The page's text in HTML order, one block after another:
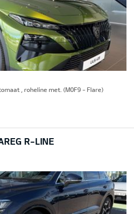
, roheline met. (M0F9 - Flare)
R-LINE